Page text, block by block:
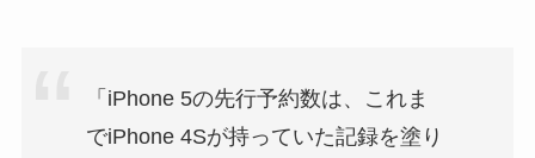
「iPhone 5の先行予約数は、これま
でiPhone 4Sが持っていた記録を塗り